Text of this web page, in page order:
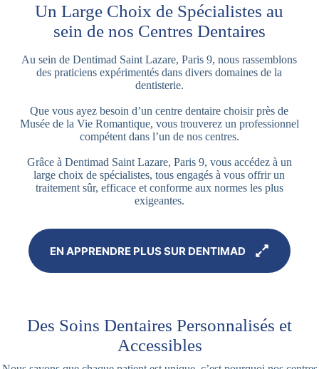
Un Large Choix de Spécialistes au
sein de nos Centres Dentaires
Au sein de Dentimad Saint Lazare, Paris 9, nous rassemblons
des praticiens expérimentés dans divers domaines de la
dentisterie.
Que vous ayez besoin d’un centre dentaire choisir près de
Musée de la Vie Romantique, vous trouverez un professionnel
compétent dans l’un de nos centres.
Grâce à Dentimad Saint Lazare, Paris 9, vous accédez à un
large choix de spécialistes, tous engagés à vous offrir un
traitement sûr, efficace et conforme aux normes les plus
exigeantes.
EN APPRENDRE PLUS SUR DENTIMAD
Des Soins Dentaires Personnalisés et
Accessibles